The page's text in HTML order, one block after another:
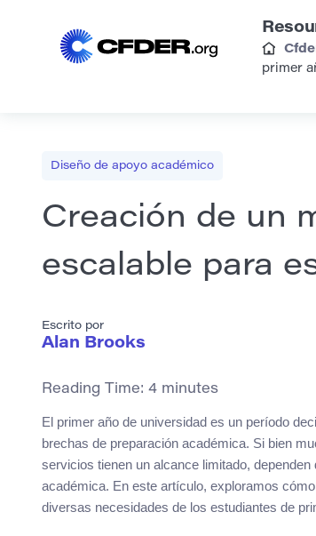
primer
Diseño de apoyo académico
Creación de un
escalable para
Escrito por
Alan Brooks
Reading Time: 4 minutes
El primer año de universidad es un período
brechas de preparación académica. Si bien
servicios tienen un alcance limitado,
académica. En este artículo, exploramos
diversas necesidades de los estudiantes de